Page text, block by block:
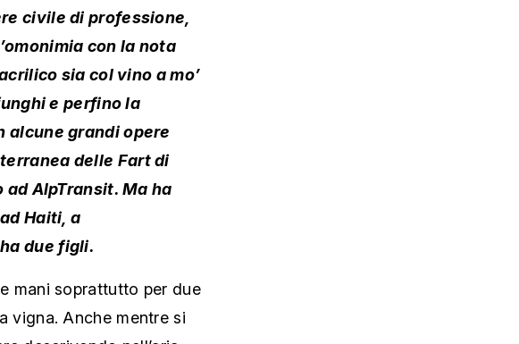
civile di professione,
con la nota
sia col vino a mo’
e perfino la
alcune grandi opere
delle Fart di
AlpTransit. Ma ha
Haiti, a
due figli.
mani soprattutto per due
vigna. Anche mentre si